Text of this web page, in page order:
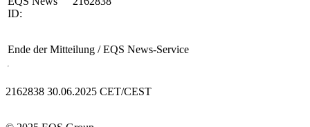
ID:
Ende der Mitteilung / EQS News-Service
2162838 30.06.2025 CET/CEST